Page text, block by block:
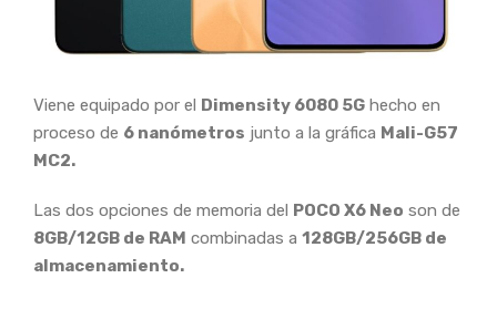
Viene equipado por el Dimensity 6080 5G hecho en
proceso de 6 nanómetros junto a la gráfica Mali-G57
MC2.
Las dos opciones de memoria del POCO X6 Neo son de
8GB/12GB de RAM combinadas a 128GB/256GB de
almacenamiento.